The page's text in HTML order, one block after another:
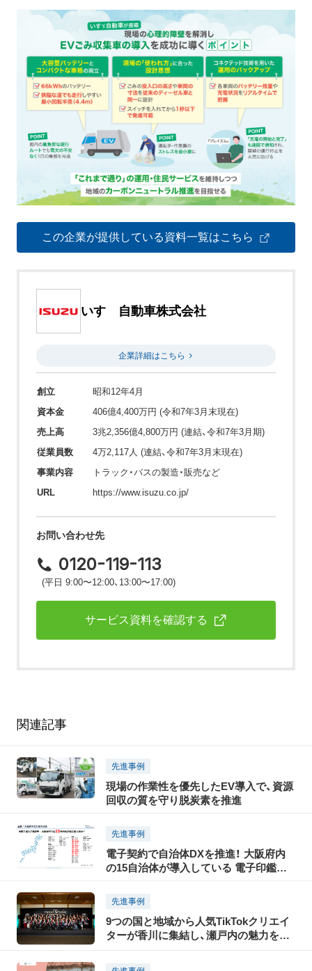
この企業が提供している資料一覧はこちら
いすゞ自動車株式会社
企業詳細はこちら
創立
昭和12年4月
資本金
406億4,400万円 (令和7年3月末現在)
売上高
3兆2,356億4,800万円 (連結、令和7年3月期)
従業員数
4万2,117人 (連結、令和7年3月末現在)
事業内容
トラック・バスの製造・販売など
URL
https://www.isuzu.co.jp/
お問い合わせ先
0120-119-113
(平日 9:00〜12:00、13:00〜17:00)
サービス資料を確認する
関連記事
先進事例
現場の作業性を優先したEV導入で、資源
回収の質を守り脱炭素を推進
先進事例
電子契約で自治体DXを推進！ 大阪府内
の15自治体が導入している 電子印鑑
先進事例
9つの国と地域から人気TikTokクリエイ
ターが香川に集結し、瀬戸内の魅力を